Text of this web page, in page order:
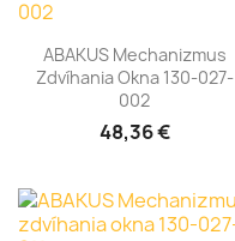
ABAKUS Mechanizmus
Zdvíhania Okna 130-027-
002
48,36 €